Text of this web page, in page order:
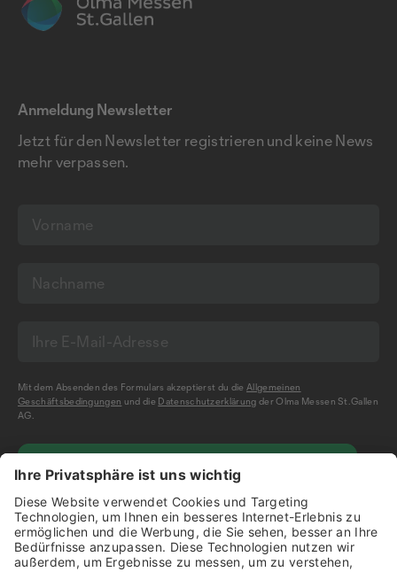
Anmeldung Newsletter
Jetzt für den Newsletter registrieren und keine News
mehr verpassen.
Mit dem Absenden des Formulars akzeptierst du dieAllgemeinen
Geschäftsbedingungen und die Datenschutzerklärung der Olma Messen St.Gallen
AG.